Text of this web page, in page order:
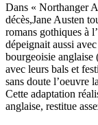
Dans « Northanger
décès,Jane Austen
romans gothiques à
dépeignait aussi
bourgeoisie anglaise
avec leurs bals et
sans doute l’oeuvre
Cette adaptation
anglaise, restitue